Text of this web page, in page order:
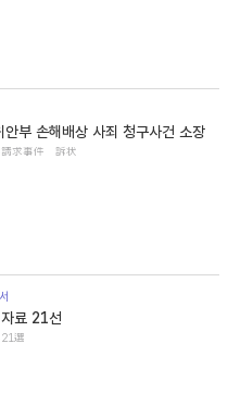
부 손해배상 사죄 청구사건 소장
請求事件 訴状
료 21선
21選